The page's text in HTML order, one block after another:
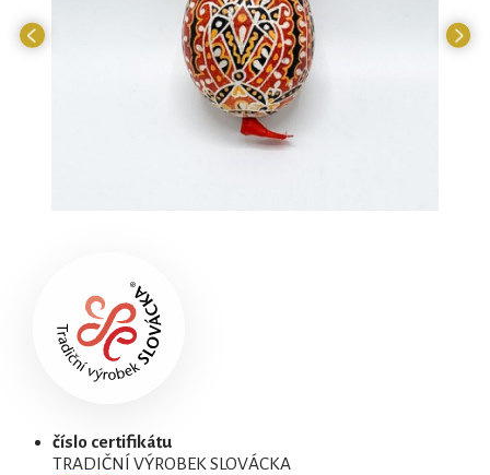
číslo certifikátu
TRADIČNÍ VÝROBEK SLOVÁCKA